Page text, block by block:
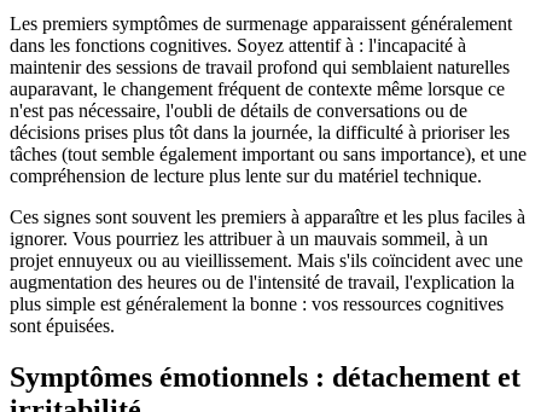
Les premiers symptômes de surmenage apparaissent généralement
dans les fonctions cognitives. Soyez attentif à : l'incapacité à
maintenir des sessions de travail profond qui semblaient naturelles
auparavant, le changement fréquent de contexte même lorsque ce
n'est pas nécessaire, l'oubli de détails de conversations ou de
décisions prises plus tôt dans la journée, la difficulté à prioriser les
tâches (tout semble également important ou sans importance), et une
compréhension de lecture plus lente sur du matériel technique.
Ces signes sont souvent les premiers à apparaître et les plus faciles à
ignorer. Vous pourriez les attribuer à un mauvais sommeil, à un
projet ennuyeux ou au vieillissement. Mais s'ils coïncident avec une
augmentation des heures ou de l'intensité de travail, l'explication la
plus simple est généralement la bonne : vos ressources cognitives
sont épuisées.
Symptômes émotionnels : détachement et